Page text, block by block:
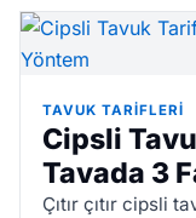
TAVUK TARIFLERI
Cipsli
Tavada 3
Çıtır çıtır cipsli